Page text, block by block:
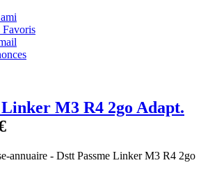
Favoris
Linker M3 R4 2go Adapt.